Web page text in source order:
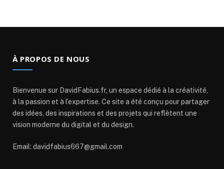
À PROPOS DE NOUS
Bienvenue sur DavidFabius.fr, un espace dédié à la créativité,
à la passion et à l’expertise. Ce site a été conçu pour partager
des idées, des inspirations et des projets qui reflètent une
vision moderne du digital et du design.
Email: davidfabius667@gmail.com